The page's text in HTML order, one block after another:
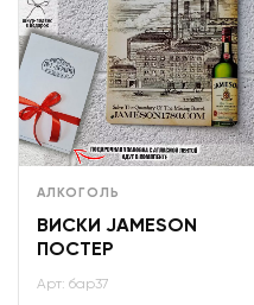
АЛКОГОЛЬ
ВИСКИ JAMESON
ПОСТЕР
Арт: бар37